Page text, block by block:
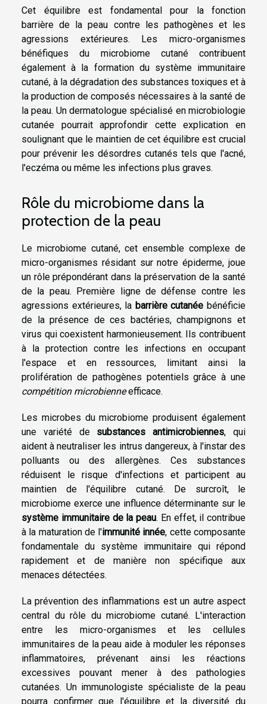
Cet équilibre est fondamental pour la fonction
barrière de la peau contre les pathogènes et les
agressions extérieures. Les micro-organismes
bénéfiques du microbiome cutané contribuent
également à la formation du système immunitaire
cutané, à la dégradation des substances toxiques et à
la production de composés nécessaires à la santé de
la peau. Un dermatologue spécialisé en microbiologie
cutanée pourrait approfondir cette explication en
soulignant que le maintien de cet équilibre est crucial
pour prévenir les désordres cutanés tels que l'acné,
l'eczéma ou même les infections plus graves.
Rôle du microbiome dans la
protection de la peau
Le microbiome cutané, cet ensemble complexe de
micro-organismes résidant sur notre épiderme, joue
un rôle prépondérant dans la préservation de la santé
de la peau. Première ligne de défense contre les
agressions extérieures, la barrière cutanée bénéficie
de la présence de ces bactéries, champignons et
virus qui coexistent harmonieusement. Ils contribuent
à la protection contre les infections en occupant
l'espace et en ressources, limitant ainsi la
prolifération de pathogènes potentiels grâce à une
compétition microbienneefficace.
Les microbes du microbiome produisent également
une variété de substances antimicrobiennes, qui
aident à neutraliser les intrus dangereux, à l'instar des
polluants ou des allergènes. Ces substances
réduisent le risque d'infections et participent au
maintien de l'équilibre cutané. De surcroît, le
microbiome exerce une influence déterminante sur le
système immunitaire de la peau. En effet, il contribue
à la maturation de l'immunité innée, cette composante
fondamentale du système immunitaire qui répond
rapidement et de manière non spécifique aux
menaces détectées.
La prévention des inflammations est un autre aspect
central du rôle du microbiome cutané. L'interaction
entre les micro-organismes et les cellules
immunitaires de la peau aide à moduler les réponses
inflammatoires, prévenant ainsi les réactions
excessives pouvant mener à des pathologies
cutanées. Un immunologiste spécialiste de la peau
pourra confirmer que l'équilibre et la diversité du